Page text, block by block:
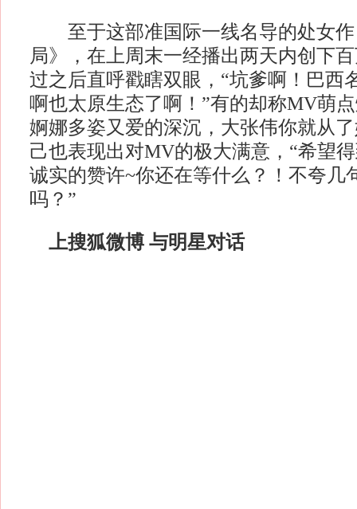
至于这部准国际一线名导的处女作
局》，在上周末一经播出两天内创下
过之后直呼戳瞎双眼，“坑爹啊！巴西
啊也太原生态了啊！”有的却称MV萌
婀娜多姿又爱的深沉，大张伟你就从
己也表现出对MV的极大满意，“希望
诚实的赞许~你还在等什么？！不夸几
吗？”
上搜狐微博 与明星对话